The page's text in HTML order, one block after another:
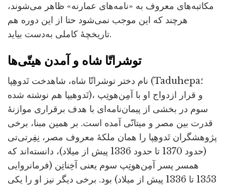
مکاتبه‌های معروف به «نامه‌های عمارنه» ظاهر می‌شوند،
هرچند که این موجب نمی‌شود حتا از این دوره هم
تاریخچۀ کاملی به‌دست بیاید.
توشراتّا شاه و آمدن هیتّی‌ها
نام دختر توشراتّا شاه، شاهدخت تَدوهِپا (Taduhepa؛
تَدوهیپا هم نوشته شده)، و قرار ازدواج او با آمِن‌هوتِپ
سوم در بخشی از پیمان‌نامه‌ای با هدف برقراری موازنۀ
قدرت بین مصر و میتانّی آمده است. بر همین مبنا، برخی
پژوهشگران تَدوهِپا را همان ملکۀ معروف مصر، نِفِرتی‌تی
(حدود 1370 تا حدود 1336 پیش از میلاد)، دانسته‌اند که
همسر پسر آمِن‌هوتِپ سوم یعنی آخِناتِن (فرمانروایی
1353 تا 1336 پیش از میلاد) بود. برخی دیگر نیز او را یکی